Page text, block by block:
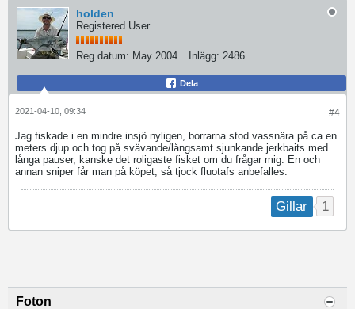
holden
Registered User
Reg.datum: May 2004 Inlägg: 2486
Dela
#4
2021-04-10, 09:34
Jag fiskade i en mindre insjö nyligen, borrarna stod vassnära på ca en
meters djup och tog på svävande/långsamt sjunkande jerkbaits med
långa pauser, kanske det roligaste fisket om du frågar mig. En och
annan sniper får man på köpet, så tjock fluotafs anbefalles.
Gillar 1
Foton